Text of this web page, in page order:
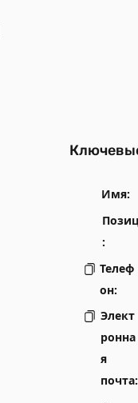
Имя:
:
Телеф
он:
Элект
ронна
я
почта: